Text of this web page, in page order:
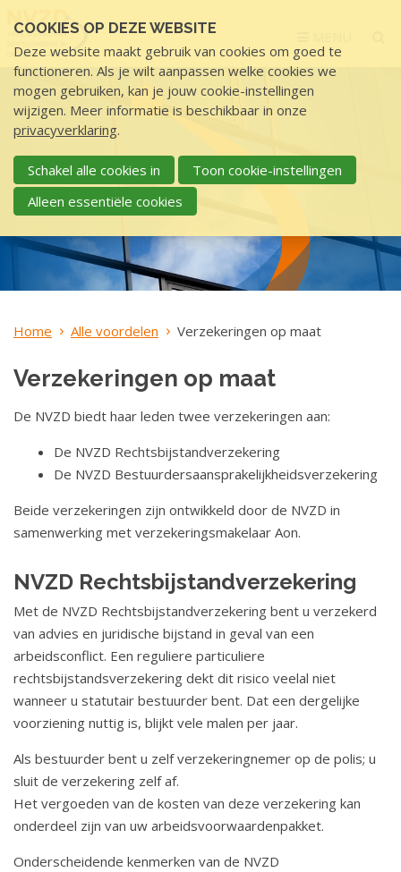
links
over
S
p
r
n
g
n
a
a
h
o
d
S
p
g
n
a
a
r
n
a
i
Home Alle voordelen Verzekeringen op maat
Verzekeringen op maat
De NVZD biedt haar leden twee verzekeringen aan:
De NVZD Rechtsbijstandverzekering
De NVZD Bestuurdersaansprakelijkheidsverzekering
Beide verzekeringen zijn ontwikkeld door de NVZD in
samenwerking met verzekeringsmakelaar Aon.
NVZD Rechtsbijstandverzekering
Met de NVZD Rechtsbijstandverzekering bent u verzekerd
van advies en juridische bijstand in geval van een
arbeidsconflict. Een reguliere particuliere
rechtsbijstandsverzekering dekt dit risico veelal niet
wanneer u statutair bestuurder bent. Dat een dergelijke
voorziening nuttig is, blijkt vele malen per jaar.
Als bestuurder bent u zelf verzekeringnemer op de polis; u
sluit de verzekering zelf af.
Het vergoeden van de kosten van deze verzekering kan
onderdeel zijn van uw arbeidsvoorwaardenpakket.
Onderscheidende kenmerken van de NVZD
COOKIES OP DEZE WEBSITE
Deze website maakt gebruik van cookies om goed te
functioneren. Als je wilt aanpassen welke cookies we
mogen gebruiken, kan je jouw cookie-instellingen
wijzigen. Meer informatie is beschikbaar in onze
privacyverklaring.
Schakel alle cookies in
Toon cookie-instellingen
Alleen essentiële cookies